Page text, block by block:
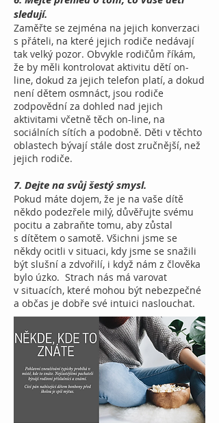
sledují.
Zaměřte se zejména na jejich konverzaci
s přáteli, na které jejich rodiče nedávají
tak velký pozor. Obvykle rodičům říkám,
že by měli kontrolovat aktivitu dětí on-
line, dokud za jejich telefon platí, a dokud
není dětem osmnáct, jsou rodiče
zodpovědní za dohled nad jejich
aktivitami včetně těch on-line, na
sociálních sítích a podobně. Děti v těchto
oblastech bývají stále dost zručnější, než
jejich rodiče.
7. Dejte na svůj šestý smysl.
Pokud máte dojem, že je na vaše dítě
někdo podezřele milý, důvěřujte svému
pocitu a zabraňte tomu, aby zůstal
s dítětem o samotě. Všichni jsme se
někdy ocitli v situaci, kdy jsme se snažili
být slušní a zdvořilí, i když nám z člověka
bylo úzko. Strach nás má varovat
v situacích, které mohou být nebezpečné
a občas je dobře své intuici naslouchat.